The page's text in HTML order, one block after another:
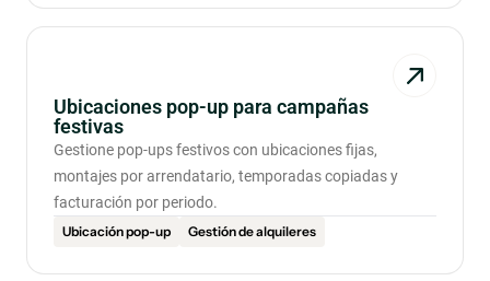
Ubicaciones pop-up para campañas
festivas
Gestione pop-ups festivos con ubicaciones fijas,
montajes por arrendatario, temporadas copiadas y
facturación por periodo.
Ubicación pop-up
Gestión de alquileres